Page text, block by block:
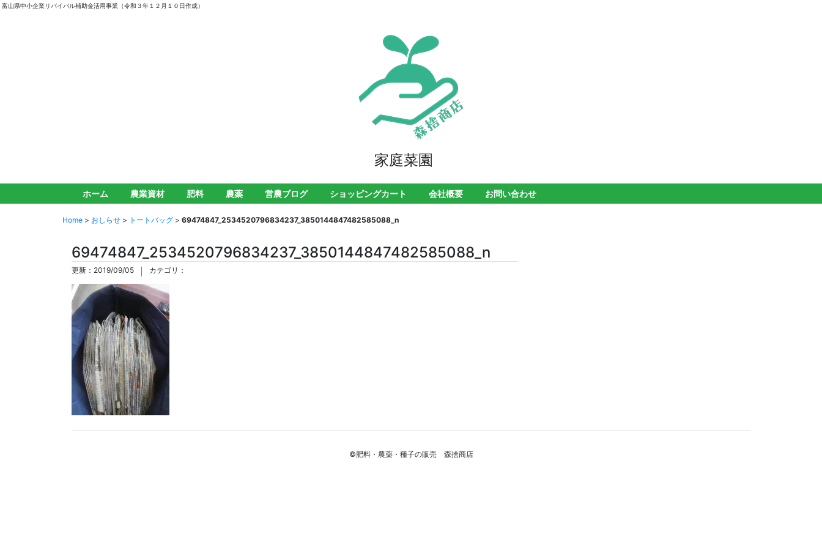
富山県中小企業リバイバル補助金活用事業（令和３年１２月１０日作成）
家庭菜園
ホーム 農業資材 肥料 農薬 営農ブログ ショッピングカート 会社概要 お問い合わせ
Home > おしらせ > トートバッグ > 69474847_2534520796834237_3850144847482585088_n
69474847_2534520796834237_3850144847482585088_n
更新：2019/09/05 カテゴリ：
©肥料・農薬・種子の販売 森捨商店